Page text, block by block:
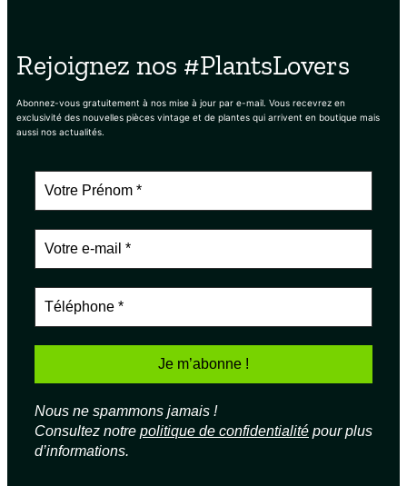
Rejoignez nos #PlantsLovers
Abonnez-vous gratuitement à nos mise à jour par e-mail. Vous recevrez en
exclusivité des nouvelles pièces vintage et de plantes qui arrivent en boutique mais
aussi nos actualités.
Nous ne spammons jamais !
Consultez notre politique de confidentialité pour plus
d’informations.